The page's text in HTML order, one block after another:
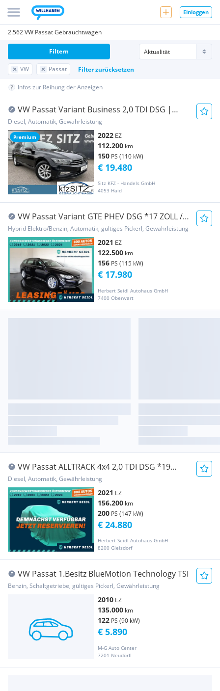
Einloggen
2.562 VW Passat Gebrauchtwagen
VW Passat Filter zurücksetzen
Filtern
Infos zur Reihung der Anzeigen
Premium
VW Passat Variant Business 2,0 TDI DSG |
PANORAMA
Diesel, Automatik, Gewährleistung
2022 EZ
112.200 km
150 PS (110 kW)
Sitz KFZ - Handels GmbH
4053 Haid
€ 19.480
VW Passat Variant GTE PHEV DSG *17 ZOLL /
LED / NA...
Hybrid Elektro/Benzin, Automatik, gültiges Pickerl, Gewährleistung
2021 EZ
122.500 km
156 PS (115 kW)
Herbert Seidl Autohaus GmbH
7400 Oberwart
€ 17.980
VW Passat ALLTRACK 4x4 2,0 TDI DSG *19
ZOLL / VOLL...
Diesel, Automatik, Gewährleistung
2021 EZ
156.200 km
200 PS (147 kW)
Herbert Seidl Autohaus GmbH
8200 Gleisdorf
€ 24.880
VW Passat 1.Besitz BlueMotion Technology TSI
Benzin, Schaltgetriebe, gültiges Pickerl, Gewährleistung
2010 EZ
135.000 km
122 PS (90 kW)
M-G Auto Center
7201 Neudörfl
€ 5.890